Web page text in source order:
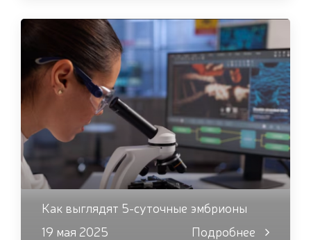
Как выглядят 5-суточные эмбрионы
19 мая 2025
Подробнее